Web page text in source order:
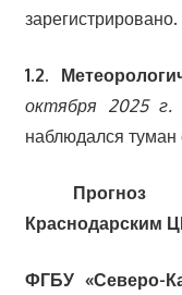
зарегистрировано.
1.2.
октября 2025 г.
наблюдался
Прогноз
Краснодарским
ФГБУ «Северо-